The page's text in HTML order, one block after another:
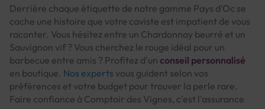
Derrière chaque étiquette de notre gamme Pays d'Oc se
cache une histoire que votre caviste est impatient de vous
raconter. Vous hésitez entre un Chardonnay beurré et un
Sauvignon vif ? Vous cherchez le rouge idéal pour un
barbecue entre amis ? Profitez d'un conseil personnalisé
en boutique. Nos experts vous guident selon vos
préférences et votre budget pour trouver la perle rare.
Faire confiance à Comptoir des Vignes, c'est l'assurance